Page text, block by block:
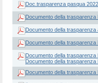
Doc.trasparenza pasqua
Documento della trasparenza
Documento della
Documento della trasparenza
Documento della trasparenza
Documento della trasparenza
Documento della trasparenza